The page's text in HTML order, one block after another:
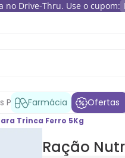
no Drive-Thru. Use o cupom:
Pets Farmácia Ofertas
Trinca Ferro 5Kg
Ração